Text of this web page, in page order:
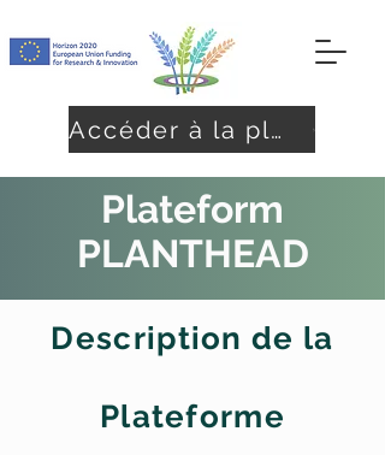
Accéder à la plateforme
Plateform
PLANTHEAD
Description de la
Plateforme